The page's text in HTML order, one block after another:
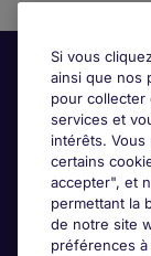
Candidats
Si vous
ainsi que nos
pour collecter
services et
intérêts.
certains
accepter", et
permettant la
de notre site
préférences